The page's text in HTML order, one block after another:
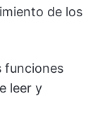
de los
funciones
leer y